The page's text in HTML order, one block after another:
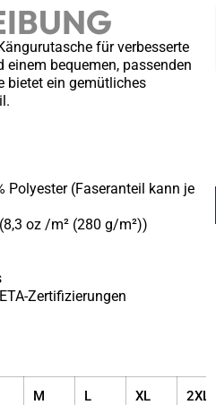
für verbesserte
bequemen, passenden
bietet ein gemütliches
Polyester (Faseranteil kann je
oz /m² (280 g/m²))
Zertifizierungen
M L XL 2XL